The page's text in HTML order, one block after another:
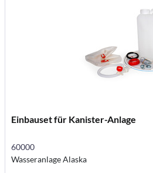
Einbauset für Kanister-Anlage
60000
Wasseranlage Alaska